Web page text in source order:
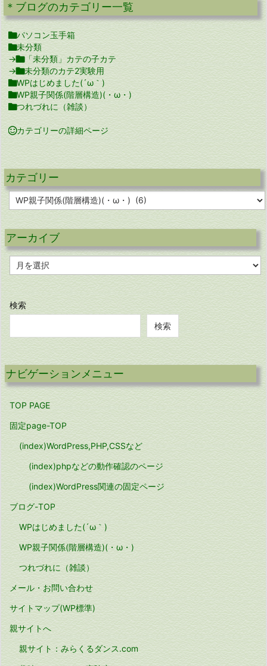
＊ブログのカテゴリー一覧
パソコン玉手箱
未分類
→「未分類」カテの子カテ
→未分類のカテ2実験用
WPはじめました(´ω｀)
WP親子関係(階層構造)(・ω・)
つれづれに（雑談）
カテゴリーの詳細ページ
カテゴリー
カ
テ
リ
ー
アーカイブ
ア
ー
ブ
検索
検索
ナビゲーションメニュー
TOP PAGE
固定page-TOP
(index)WordPress,PHP,CSSなど
(index)phpなどの動作確認のページ
(index)WordPress関連の固定ページ
ブログ-TOP
WPはじめました(´ω｀)
WP親子関係(階層構造)(・ω・)
つれづれに（雑談）
メール・お問い合わせ
サイトマップ(WP標準)
親サイトへ
親サイト：みらくるダンス.com